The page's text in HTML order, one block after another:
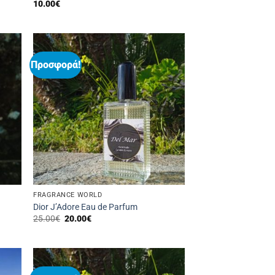
10.00€
Προσφορά!
FRAGRANCE WORLD
Dior J’Adore Eau de Parfum
25.00€ Original
20.00€Η
20.00€.